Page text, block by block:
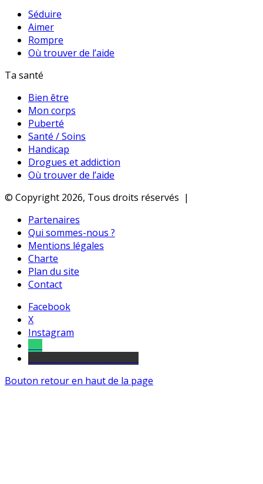
Séduire
Aimer
Rompre
Où trouver de l’aide
Ta santé
Bien être
Mon corps
Puberté
Santé / Soins
Handicap
Drogues et addiction
Où trouver de l’aide
© Copyright 2026, Tous droits réservés |
Partenaires
Qui sommes-nous ?
Mentions légales
Charte
Plan du site
Contact
Facebook
X
Instagram
Bouton retour en haut de la page